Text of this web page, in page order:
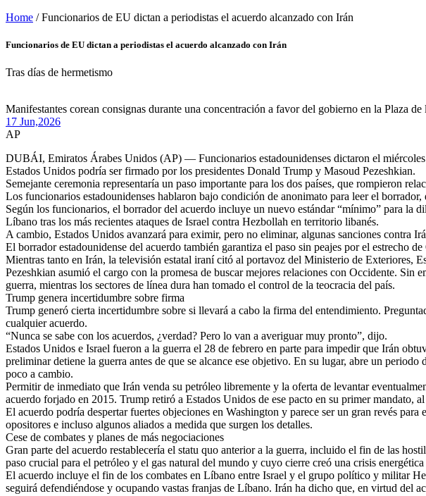
Home / Funcionarios de EU dictan a periodistas el acuerdo alcanzado con Irán
Funcionarios de EU dictan a periodistas el acuerdo alcanzado con Irán
Tras días de hermetismo
Manifestantes corean consignas durante una concentración a favor del gobierno en la Plaza
17 Jun,2026
AP
DUBÁI, Emiratos Árabes Unidos (AP) — Funcionarios estadounidenses dictaron el
Estados Unidos podría ser firmado por los presidentes Donald Trump y Masoud Pezeshkian.
Semejante ceremonia representaría un paso importante para los dos países, que rompieron
Los funcionarios estadounidenses hablaron bajo condición de anonimato para leer el
Según los funcionarios, el borrador del acuerdo incluye un nuevo estándar “mínimo” para
Líbano tras los más recientes ataques de Israel contra Hezbollah en territorio libanés.
A cambio, Estados Unidos avanzará para eximir, pero no eliminar, algunas sanciones contra
El borrador estadounidense del acuerdo también garantiza el paso sin peajes por el
Mientras tanto en Irán, la televisión estatal iraní citó al portavoz del Ministerio de Exteriores,
Pezeshkian asumió el cargo con la promesa de buscar mejores relaciones con Occidente. Sin
guerra, mientras los sectores de línea dura han tomado el control de la teocracia del país.
Trump genera incertidumbre sobre firma
Trump generó cierta incertidumbre sobre si llevará a cabo la firma del entendimiento.
cualquier acuerdo.
“Nunca se sabe con los acuerdos, ¿verdad? Pero lo van a averiguar muy pronto”, dijo.
Estados Unidos e Israel fueron a la guerra el 28 de febrero en parte para impedir que Irán
preliminar detiene la guerra antes de que se alcance ese objetivo. En su lugar, abre un
poco a cambio.
Permitir de inmediato que Irán venda su petróleo libremente y la oferta de levantar
acuerdo forjado en 2015. Trump retiró a Estados Unidos de ese pacto en su primer mandato,
El acuerdo podría despertar fuertes objeciones en Washington y parece ser un gran revés
opositores e incluso algunos aliados a medida que surgen los detalles.
Cese de combates y planes de más negociaciones
Gran parte del acuerdo restablecería el statu quo anterior a la guerra, incluido el fin de las
paso crucial para el petróleo y el gas natural del mundo y cuyo cierre creó una crisis
El acuerdo incluye el fin de los combates en Líbano entre Israel y el grupo político y militar
seguirá defendiéndose y ocupando vastas franjas de Líbano. Irán ha dicho que, en virtud del